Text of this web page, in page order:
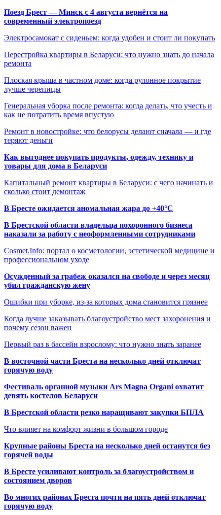
Поезд Брест — Минск с 4 августа вернётся на
современный электропоезд
Электросамокат с сиденьем: когда удобен и стоит ли покупать
Перестройка квартиры в Беларуси: что нужно знать до начала
ремонта
Плоская крыша в частном доме: когда рулонное покрытие
лучше черепицы
Генеральная уборка после ремонта: когда делать, что учесть и
как не потратить время впустую
Ремонт в новостройке: что белорусы делают сначала — и где
теряют деньги
Как выгоднее покупать продукты, одежду, технику и
товары для дома в Беларуси
Капитальный ремонт квартиры в Беларуси: с чего начинать и
сколько стоит демонтаж
В Бресте ожидается аномальная жара до +40°C
В Брестской области владельца похоронного бизнеса
наказали за работу с неоформленными сотрудниками
Cosmet.Info: портал о косметологии, эстетической медицине и
профессиональном уходе
Осужденный за грабеж оказался на свободе и через месяц
убил гражданскую жену
Ошибки при уборке, из-за которых дома становится грязнее
Когда лучше заказывать благоустройство мест захоронения и
почему сезон важен
Первый раз в бассейн взрослому: что нужно знать заранее
В восточной части Бреста на несколько дней отключат
горячую воду
Фестиваль органной музыки Ars Magna Organi охватит
девять костелов Беларуси
В Брестской области резко наращивают закупки БПЛА
Что влияет на комфорт жизни в большом городе
Крупные районы Бреста на несколько дней останутся без
горячей воды
В Бресте усиливают контроль за благоустройством и
состоянием дворов
Во многих районах Бреста почти на пять дней отключат
горячую воду